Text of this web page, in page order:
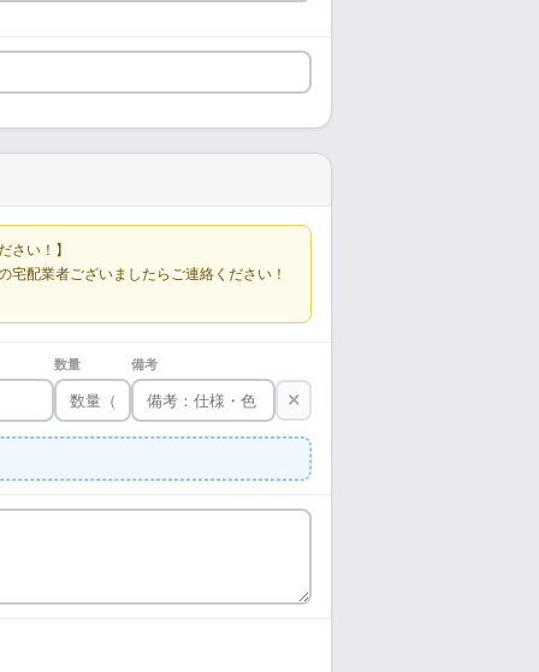
さい！】
配業者ございましたらご連絡ください！
数量 備考
×